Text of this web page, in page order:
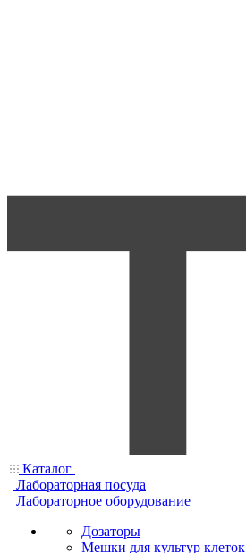
Каталог
Лабораторная посуда
Лабораторное оборудование
Дозаторы
Мешки для культур клеток